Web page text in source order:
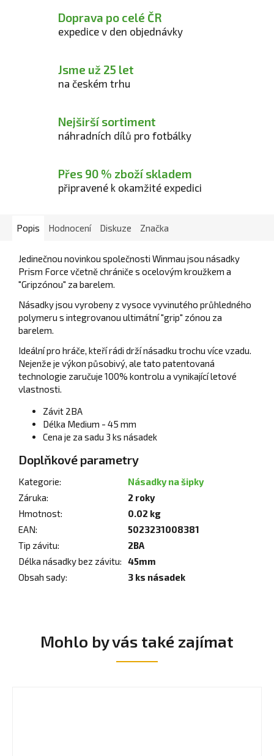
Doprava po celé ČR
expedice v den objednávky
Jsme už 25 let
na českém trhu
Nejširší sortiment
náhradních dílů pro fotbálky
Přes 90 % zboží skladem
připravené k okamžité expedici
Popis Hodnocení Diskuze Značka
Jedinečnou novinkou společnosti Winmau jsou násadky
Prism Force včetně chrániče s ocelovým kroužkem a
"Gripzónou" za barelem.
Násadky jsou vyrobeny z vysoce vyvinutého průhledného
polymeru s integrovanou ultimátní "grip" zónou za
barelem.
Ideální pro hráče, kteří rádi drží násadku trochu více vzadu.
Nejenže je výkon působivý, ale tato patentovaná
technologie zaručuje 100% kontrolu a vynikající letové
vlastnosti.
Závit 2BA
Délka Medium - 45 mm
Cena je za sadu 3 ks násadek
Doplňkové parametry
Kategorie:
Násadky na šipky
Záruka:
2 roky
Hmotnost:
0.02 kg
EAN:
5023231008381
Tip závitu:
2BA
Délka násadky bez závitu:
45mm
Obsah sady: 3 ks násadek
Mohlo by vás také zajímat